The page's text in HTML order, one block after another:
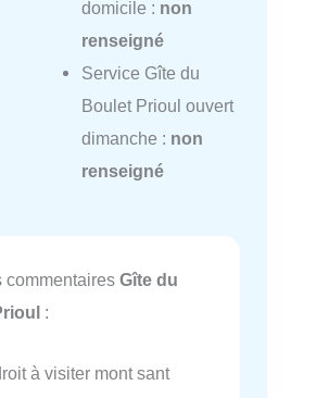
domicile : non
renseigné
Service Gîte du
Boulet Prioul ouvert
dimanche : non
renseigné
commentaires Gîte du
:
à visiter mont sant